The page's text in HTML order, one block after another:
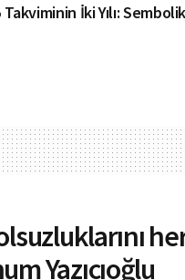
İki Yılı:
Yazıcıoğlu